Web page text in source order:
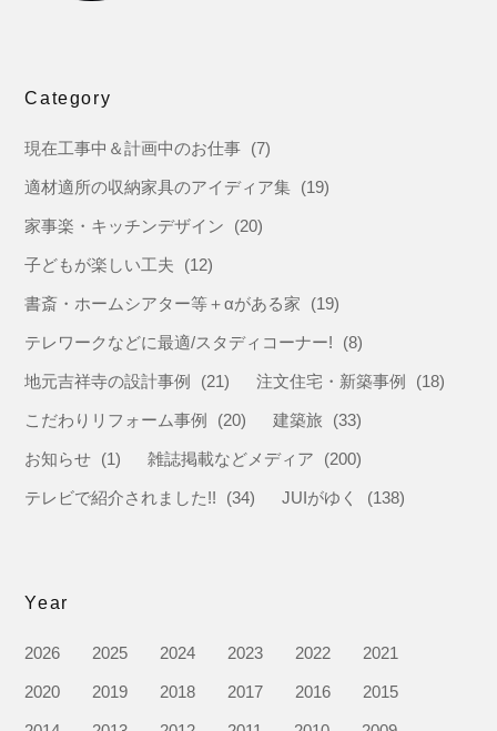
Category
現在工事中＆計画中のお仕事 (7)
適材適所の収納家具のアイディア集 (19)
家事楽・キッチンデザイン (20)
子どもが楽しい工夫 (12)
書斎・ホームシアター等＋αがある家 (19)
テレワークなどに最適/スタディコーナー! (8)
地元吉祥寺の設計事例 (21) 注文住宅・新築事例 (18)
こだわりリフォーム事例 (20) 建築旅 (33)
お知らせ (1) 雑誌掲載などメディア (200)
テレビで紹介されました!! (34) JUIがゆく (138)
Year
2026 2025 2024 2023 2022 2021
2020 2019 2018 2017 2016 2015